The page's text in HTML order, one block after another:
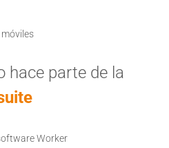
hace parte de la
Worker